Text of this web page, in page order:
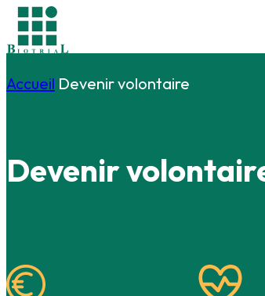
Accueil Devenir volontaire
Devenir